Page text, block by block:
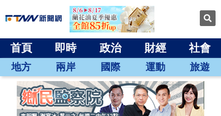
首頁 即時 政治 財經 社會
地方 兩岸 國際 運動 旅遊